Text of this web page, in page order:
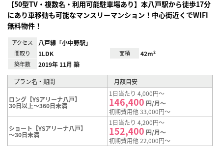
【50型TV・複数名・利用可能駐車場あり】本八戸駅から徒歩17分
にあり車移動も可能なマンスリーマンション！中心街近くでWIFI
無料物件！
アクセス 八戸線「小中野駅」
間取り 1LDK 面積 42m²
築年数 2019年 11月 築
プラン名・期間 月額目安
ロング【YSアリーナ八戸】
30日以上～360日未満
1日当たり 4,000円～
146,400 円/月～
初期費用他 33,000円～
ショート【YSアリーナ八戸】
～30日未満
1日当たり 4,200円～
152,400 円/月～
初期費用他 22,000円～